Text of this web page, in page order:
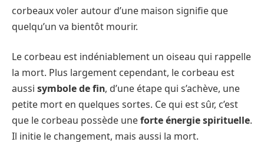
corbeaux voler autour d’une maison signifie que
quelqu’un va bientôt mourir.
Le corbeau est indéniablement un oiseau qui rappelle
la mort. Plus largement cependant, le corbeau est
aussi symbole de fin, d’une étape qui s’achève, une
petite mort en quelques sortes. Ce qui est sûr, c’est
que le corbeau possède uneforte énergie spirituelle.
Il initie le changement, mais aussi la mort.